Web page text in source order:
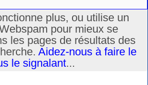
plus, ou utilise un
pour mieux se
les pages de résultats des
Aidez-nous à faire le
le signalant...